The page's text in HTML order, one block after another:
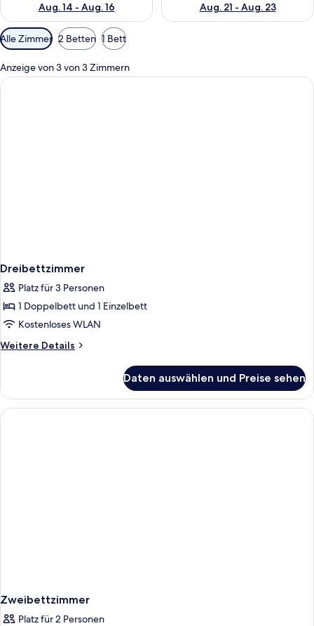
Aug. 14 - Aug. 16
Aug. 21 - Aug. 23
Verfügbare
Filter
für
Zimmer
Alle Zimmer 2 Betten 1 Bett
Anzeige von 3 von 3 Zimmern
Dreibettzimmer
Platz für 3 Personen
1 Doppelbett und 1 Einzelbett
Kostenloses WLAN
Weitere Details
Weitere
Daten auswählen und Preise sehen
Zweibettzimmer
Platz für 2 Personen